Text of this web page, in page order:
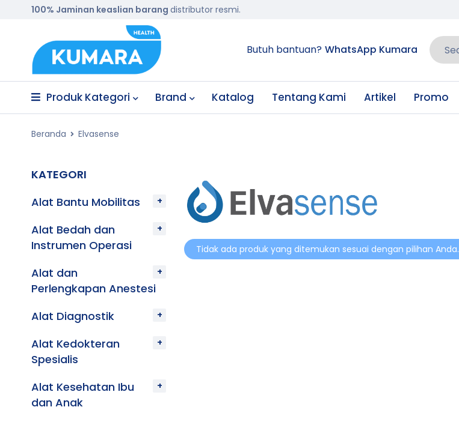
100% Jaminan keaslian barang distributor resmi.
Butuh bantuan? WhatsApp Kumara
Produk Kategori Brand Katalog Tentang Kami Artikel Promo
Beranda Elvasense
KATEGORI
Alat Bantu Mobilitas
Alat Bedah dan
Instrumen Operasi
Alat dan
Perlengkapan Anestesi
Alat Diagnostik
Alat Kedokteran
Spesialis
Alat Kesehatan Ibu
dan Anak
Tidak ada produk yang ditemukan sesuai dengan pilihan Anda.